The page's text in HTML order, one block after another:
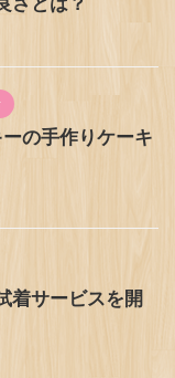
の手作りケーキ
着サービスを開